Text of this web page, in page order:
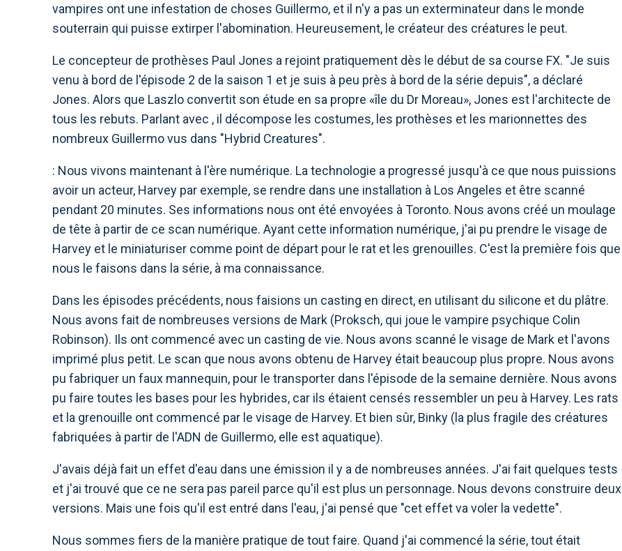
vampires ont une infestation de choses Guillermo, et il n'y a pas un exterminateur dans le monde
souterrain qui puisse extirper l'abomination. Heureusement, le créateur des créatures le peut.
Le concepteur de prothèses Paul Jones a rejoint pratiquement dès le début de sa course FX. "Je suis
venu à bord de l'épisode 2 de la saison 1 et je suis à peu près à bord de la série depuis", a déclaré
Jones. Alors que Laszlo convertit son étude en sa propre «île du Dr Moreau», Jones est l'architecte de
tous les rebuts. Parlant avec , il décompose les costumes, les prothèses et les marionnettes des
nombreux Guillermo vus dans "Hybrid Creatures".
: Nous vivons maintenant à l'ère numérique. La technologie a progressé jusqu'à ce que nous puissions
avoir un acteur, Harvey par exemple, se rendre dans une installation à Los Angeles et être scanné
pendant 20 minutes. Ses informations nous ont été envoyées à Toronto. Nous avons créé un moulage
de tête à partir de ce scan numérique. Ayant cette information numérique, j'ai pu prendre le visage de
Harvey et le miniaturiser comme point de départ pour le rat et les grenouilles. C'est la première fois que
nous le faisons dans la série, à ma connaissance.
Dans les épisodes précédents, nous faisions un casting en direct, en utilisant du silicone et du plâtre.
Nous avons fait de nombreuses versions de Mark (Proksch, qui joue le vampire psychique Colin
Robinson). Ils ont commencé avec un casting de vie. Nous avons scanné le visage de Mark et l'avons
imprimé plus petit. Le scan que nous avons obtenu de Harvey était beaucoup plus propre. Nous avons
pu fabriquer un faux mannequin, pour le transporter dans l'épisode de la semaine dernière. Nous avons
pu faire toutes les bases pour les hybrides, car ils étaient censés ressembler un peu à Harvey. Les rats
et la grenouille ont commencé par le visage de Harvey. Et bien sûr, Binky (la plus fragile des créatures
fabriquées à partir de l'ADN de Guillermo, elle est aquatique).
J'avais déjà fait un effet d'eau dans une émission il y a de nombreuses années. J'ai fait quelques tests
et j'ai trouvé que ce ne sera pas pareil parce qu'il est plus un personnage. Nous devons construire deux
versions. Mais une fois qu'il est entré dans l'eau, j'ai pensé que "cet effet va voler la vedette".
Nous sommes fiers de la manière pratique de tout faire. Quand j'ai commencé la série, tout était